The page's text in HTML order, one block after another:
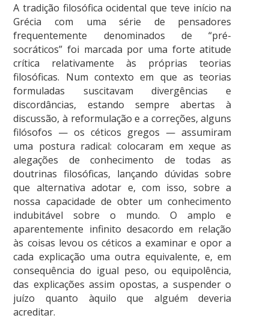
Atradição filosófica ocidental que teve início na
Grécia com uma série de pensadores
frequentemente denominados de “pré-
socráticos” foi marcada por uma forte atitude
crítica relativamente às próprias teorias
filosóficas. Num contexto em que as teorias
formuladas suscitavam divergências e
discordâncias, estando sempre abertas à
discussão, à reformulação e a correções, alguns
filósofos — os céticos gregos — assumiram
uma postura radical: colocaram em xeque as
alegações de conhecimento de todas as
doutrinas filosóficas, lançando dúvidas sobre
que alternativa adotar e, com isso, sobre a
nossa capacidade de obter um conhecimento
indubitável sobre o mundo. O amplo e
aparentemente infinito desacordo em relação
às coisas levou os céticos a examinar e opor a
cada explicação uma outra equivalente, e, em
consequência do igual peso, ou equipolência,
das explicações assim opostas, a suspender o
juízo quanto àquilo que alguém deveria
acreditar.